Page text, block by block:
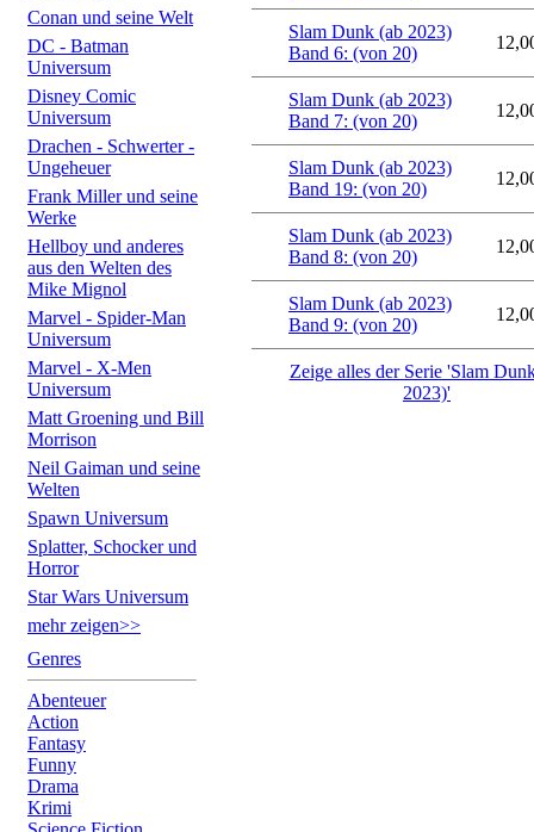
Conan und seine Welt
DC - Batman
Universum
Disney Comic
Universum
Drachen - Schwerter -
Ungeheuer
Frank Miller und seine
Werke
Hellboy und anderes
aus den Welten des
Mike Mignol
Marvel - Spider-Man
Universum
Marvel - X-Men
Universum
Matt Groening und Bill
Morrison
Neil Gaiman und seine
Welten
Spawn Universum
Splatter, Schocker und
Horror
Star Wars Universum
mehr zeigen>>
Genres
Abenteuer
Action
Fantasy
Funny
Drama
Krimi
Slam Dunk (ab 2023)
Band 6: (von 20)
Slam Dunk (ab 2023)
Band 7: (von 20)
Slam Dunk (ab 2023)
Band 19: (von 20)
Slam Dunk (ab 2023)
Band 8: (von 20)
Slam Dunk (ab 2023)
Band 9: (von 20)
Zeige alles der Serie 'Slam
2023)'